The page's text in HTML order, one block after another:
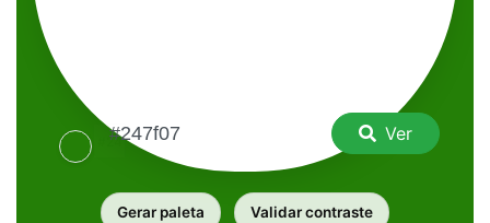
Ver
Gerar paleta Validar contraste